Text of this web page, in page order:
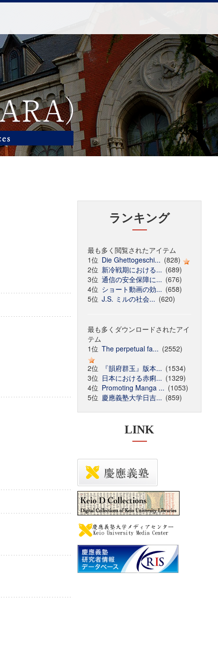
ランキング
最も多く閲覧されたアイテム
1位 Die Ghettogeschi... (828)
2位 新冷戦期における... (689)
3位 通信の安全保障に... (676)
4位 ショート動画の効... (658)
5位 J.S. ミルの社会... (620)
最も多くダウンロードされたアイ
テム
1位 The perpetual fa... (2552)
2位
『韻府群玉』版本... (1534)
3位 日本における赤痢... (1329)
4位 Promoting Manga ... (1053)
5位 慶應義塾大学日吉... (859)
LINK